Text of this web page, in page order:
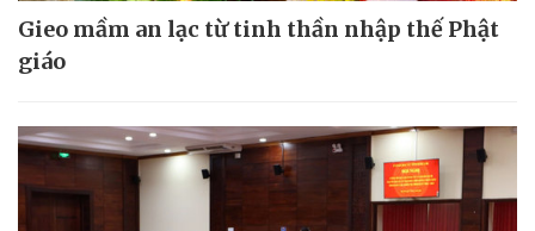
Gieo mầm an lạc từ tinh thần nhập thế Phật
giáo